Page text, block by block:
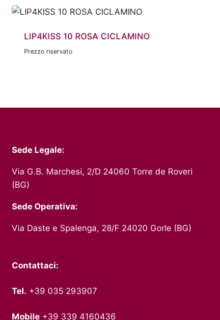
LIP4KISS 10 ROSA CICLAMINO
Prezzo riservato
Sede Legale:
Via G.B. Marchesi, 2/D 24060 Torre de Roveri
(BG)
Sede Operativa:
Via Daste e Spalenga, 28/F 24020 Gorle (BG)
Contattaci:
Tel. +39 035 293907
Mobile +39 339 4160436